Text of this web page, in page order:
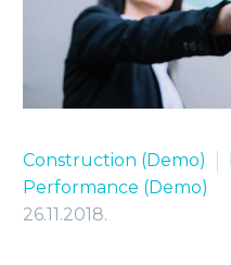
Construction (Demo)
Performance (Demo)
26.11.2018.